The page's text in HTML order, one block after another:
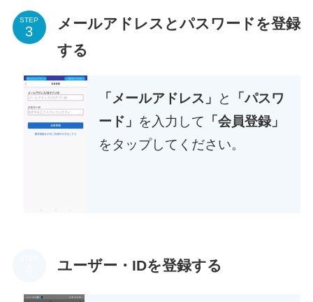
STEP
メールアドレスとパスワードを登録
する
「メールアドレス」 と
「パスワ
ード」 を入力して
「会員登録」
をタップしてください。
ユーザー・IDを登録する